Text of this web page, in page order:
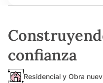
confianza
Residencial y Obra